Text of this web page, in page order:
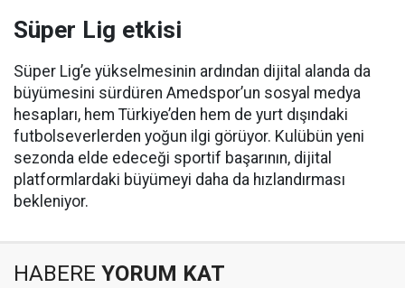
Süper Lig etkisi
Süper Lig’e yükselmesinin ardından dijital alanda da
büyümesini sürdüren Amedspor’un sosyal medya
hesapları, hem Türkiye’den hem de yurt dışındaki
futbolseverlerden yoğun ilgi görüyor. Kulübün yeni
sezonda elde edeceği sportif başarının, dijital
platformlardaki büyümeyi daha da hızlandırması
bekleniyor.
HABERE YORUM KAT